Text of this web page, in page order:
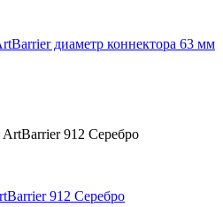
диаметр коннектора 63 мм
912 Серебро